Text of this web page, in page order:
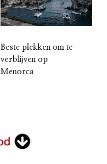
Beste plekken om te
verblijven op
Menorca